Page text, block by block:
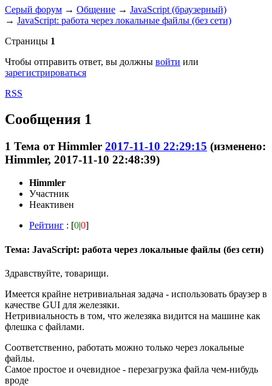
Серый форум → Общение → JavaScript (браузерный)
→ JavaScript: работа через локальные файлы (без сети)
Страницы 1
Чтобы отправить ответ, вы должны войти или
зарегистрироваться
RSS
Сообщения 1
1 Тема отHimmler 2017-11-10 22:29:15 (изменено:
Himmler, 2017-11-10 22:48:39)
Himmler
Участник
Неактивен
Рейтинг : [0|0]
Тема: JavaScript: работа через локальные файлы (без сети)
Здравствуйте, товарищи.
Имеется крайне нетривиальная задача - использовать браузер в
качестве GUI для железяки.
Нетривиальность в том, что железяка видится на машине как
флешка с файлами.
Соответственно, работать можно только через локальные
файлы.
Самое простое и очевидное - перезагрузка файла чем-нибудь
вроде